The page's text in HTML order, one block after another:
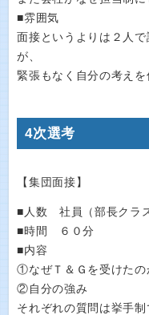
■雰囲気
面接というよりは２人
が、
緊張もなく自分の考えを
4次選考
【集団面接】
■人数 社員（部長クラ
■時間 ６０分
■内容
①なぜＴ＆Ｇを受けたの
②自分の強み
それぞれの質問は挙手